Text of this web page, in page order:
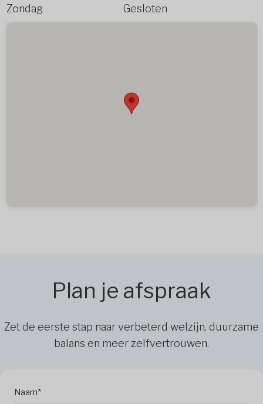
Zondag Gesloten
Plan je afspraak
Zet de eerste stap naar verbeterd welzijn, duurzame
balans en meer zelfvertrouwen.
Naam*